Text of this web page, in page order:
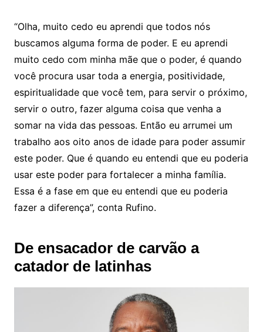
“Olha, muito cedo eu aprendi que todos nós
buscamos alguma forma de poder. E eu aprendi
muito cedo com minha mãe que o poder, é quando
você procura usar toda a energia, positividade,
espiritualidade que você tem, para servir o próximo,
servir o outro, fazer alguma coisa que venha a
somar na vida das pessoas. Então eu arrumei um
trabalho aos oito anos de idade para poder assumir
este poder. Que é quando eu entendi que eu poderia
usar este poder para fortalecer a minha família.
Essa é a fase em que eu entendi que eu poderia
fazer a diferença”, conta Rufino.
De ensacador de carvão a
catador de latinhas